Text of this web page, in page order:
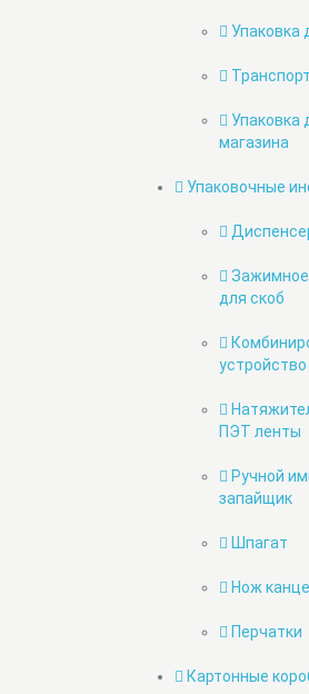
Упаковка
Упаковка
магазина
Упаковочные
Зажимное
для скоб
ПЭТ ленты
Ручной
запайщик
Шпагат
Нож
Перчатки
Картонные